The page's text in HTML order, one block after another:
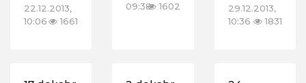
22.12.2013,
10:06
1661
09:38 1602
29.12.2013,
10:36
1831